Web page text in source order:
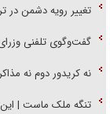
تغییر رویه دشمن در
گفت‌وگوی تلفنی
نه کریدور دوم نه
تنگه ملک ماست |